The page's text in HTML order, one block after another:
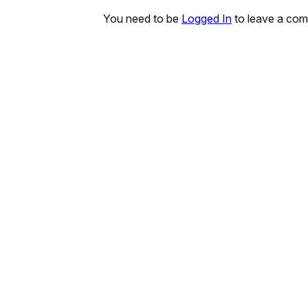
You need to be Logged In to leave a